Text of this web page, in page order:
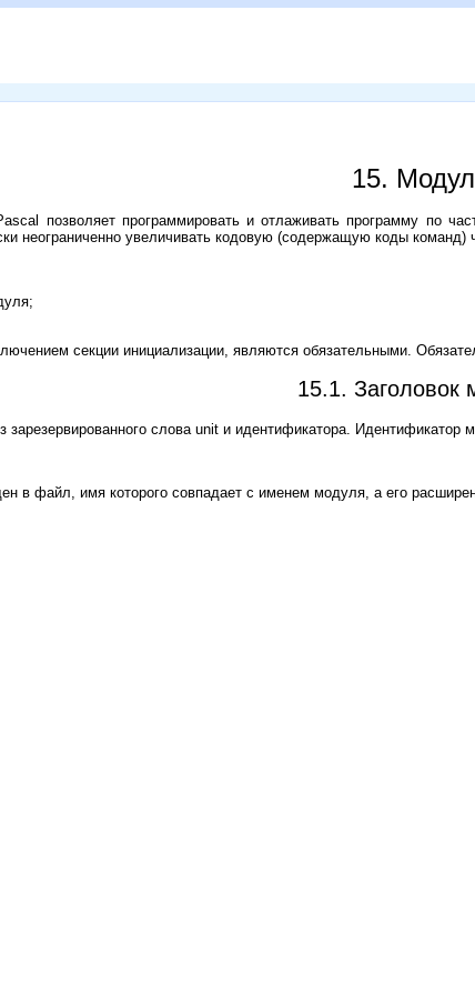
15.
позволяет программировать и отлаживать программу по
неограниченно увеличивать кодовую (содержащую коды
секции инициализации, являются обязательными.
15.1. Заголовок
зарезервированного слова unit и идентификатора.
в файл, имя которого совпадает с именем модуля, а его